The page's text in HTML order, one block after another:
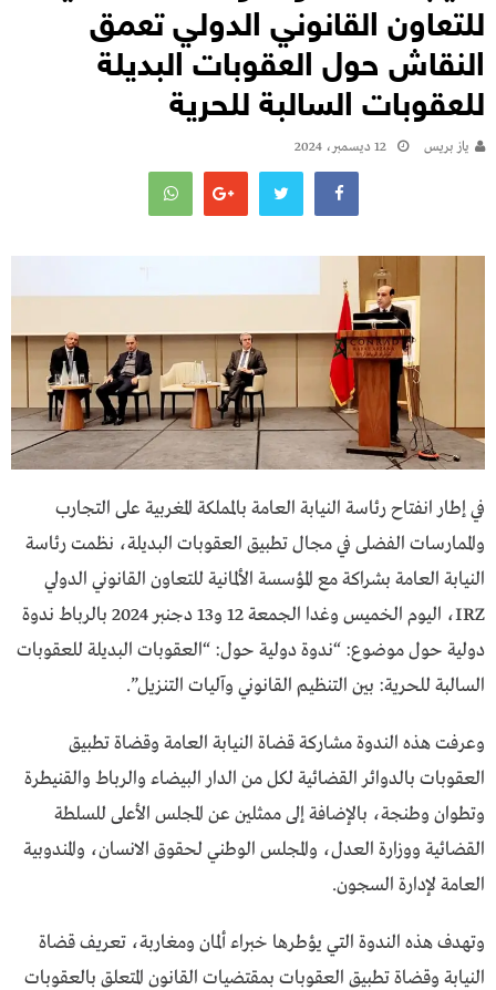
للتعاون القانوني الدولي تعمق
النقاش حول العقوبات البديلة
للعقوبات السالبة للحرية
يـاز بريـس 12 ديسمبر، 2024
في إطار انفتاح رئاسة النيابة العامة بالمملكة المغربية على التجارب
والممارسات الفضلى في مجال تطبيق العقوبات البديلة، نظمت رئاسة
النيابة العامة بشراكة مع المؤسسة الألمانية للتعاون القانوني الدولي
IRZ، اليوم الخميس وغدا الجمعة 12 و13 دجنبر 2024 بالرباط ندوة
دولية حول موضوع: “ندوة دولية حول: “العقوبات البديلة للعقوبات
السالبة للحرية: بين التنظيم القانوني وآليات التنزيل”.
وعرفت هذه الندوة مشاركة قضاة النيابة العامة وقضاة تطبيق
العقوبات بالدوائر القضائية لكل من الدار البيضاء والرباط والقنيطرة
وتطوان وطنجة، بالإضافة إلى ممثلين عن المجلس الأعلى للسلطة
القضائية ووزارة العدل، والمجلس الوطني لحقوق الانسان، والمندوبية
العامة لإدارة السجون.
وتهدف هذه الندوة التي يؤطرها خبراء ألمان ومغاربة، تعريف قضاة
النيابة وقضاة تطبيق العقوبات بمقتضيات القانون المتعلق بالعقوبات